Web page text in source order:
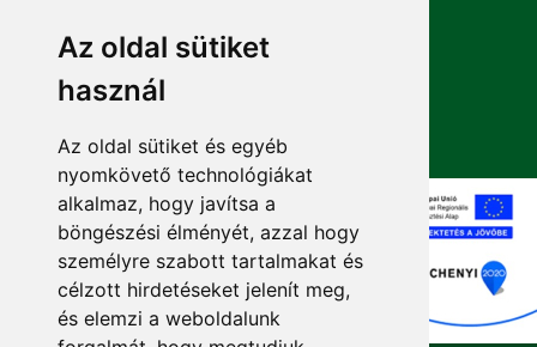
Az oldal sütiket
használ
Az oldal sütiket és egyéb
nyomkövető technológiákat
alkalmaz, hogy javítsa a
böngészési élményét, azzal hogy
személyre szabott tartalmakat és
célzott hirdetéseket jelenít meg,
és elemzi a weboldalunk
Mellékhatás bejelentése